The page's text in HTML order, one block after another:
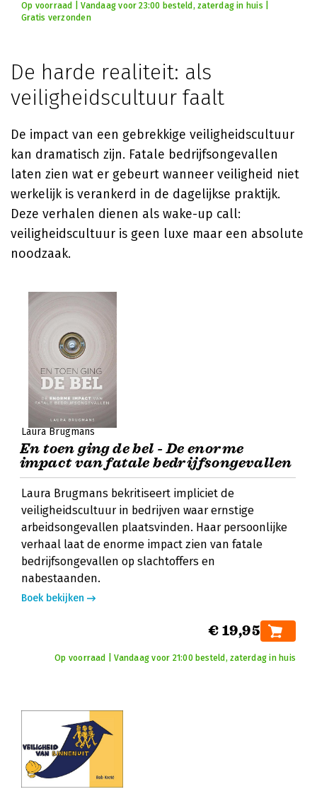
Op voorraad | Vandaag voor 23:00 besteld, zaterdag in huis |
Gratis verzonden
De harde realiteit: als
veiligheidscultuur faalt
De impact van een gebrekkige veiligheidscultuur
kan dramatisch zijn. Fatale bedrijfsongevallen
laten zien wat er gebeurt wanneer veiligheid niet
werkelijk is verankerd in de dagelijkse praktijk.
Deze verhalen dienen als wake-up call:
veiligheidscultuur is geen luxe maar een absolute
noodzaak.
Laura Brugmans
En toen ging de bel - De enorme
impact van fatale bedrijfsongevallen
Laura Brugmans bekritiseert impliciet de
veiligheidscultuur in bedrijven waar ernstige
arbeidsongevallen plaatsvinden. Haar persoonlijke
verhaal laat de enorme impact zien van fatale
bedrijfsongevallen op slachtoffers en
nabestaanden.
Boek bekijken
€ 19,95
Op voorraad | Vandaag voor 21:00 besteld, zaterdag in huis